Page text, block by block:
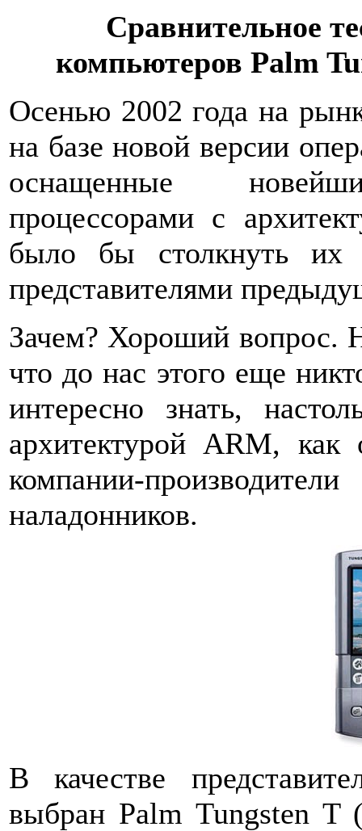
Сравнительное
компьютеров Palm
Осенью 2002 года на
на базе новой версии
оснащенные
процессорами с
было бы столкнуть их
представителями
Зачем? Хороший вопрос.
что до нас этого еще
интересно знать,
архитектурой ARM,
компании-
наладонников.
В качестве
выбран Palm Tungsten T